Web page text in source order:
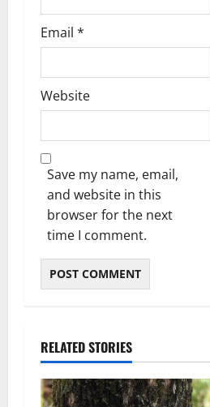
Email *
Website
Save my name, email,
and website in this
browser for the next
time I comment.
RELATED STORIES